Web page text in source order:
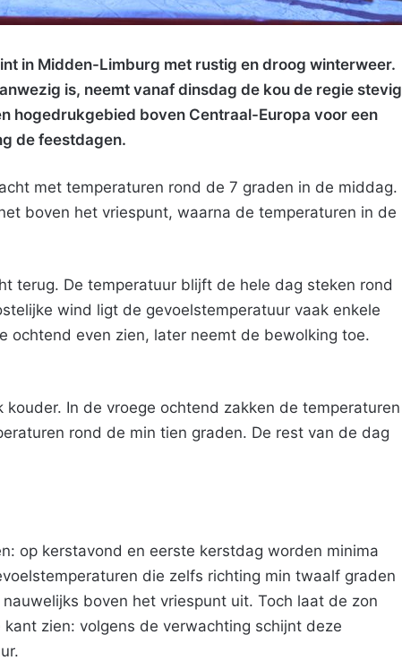
in Midden-Limburg met rustig en droog winterweer.
is, neemt vanaf dinsdag de kou de regie stevig
hogedrukgebied boven Centraal-Europa voor een
de feestdagen.
met temperaturen rond de 7 graden in de middag.
boven het vriespunt, waarna de temperaturen in de
terug. De temperatuur blijft de hele dag steken rond
wind ligt de gevoelstemperatuur vaak enkele
ochtend even zien, later neemt de bewolking toe.
In de vroege ochtend zakken de temperaturen
rond de min tien graden. De rest van de dag
op kerstavond en eerste kerstdag worden minima
die zelfs richting min twaalf graden
boven het vriespunt uit. Toch laat de zon
zien: volgens de verwachting schijnt deze